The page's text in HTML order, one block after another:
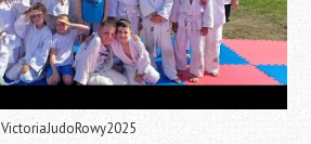
VictoriaJudoRowy2025